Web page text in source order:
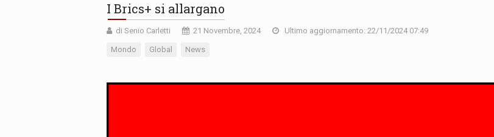
I Brics+ si allargano
di Senio Carletti 21 Novembre, 2024 Ultimo aggiornamento: 22/11/2024 07:49
Mondo Global News